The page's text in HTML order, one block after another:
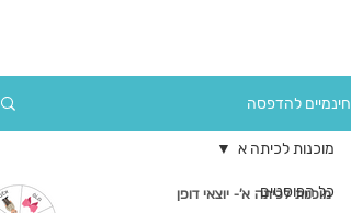
חינמיים להדפסה
כל הפוסטים
מוכנות לכיתה א
מוכנות לכיתה א'- יוצאי דופן